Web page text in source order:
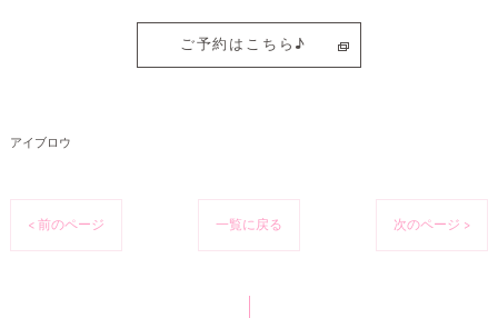
ご予約はこちら♪
アイブロウ
< 前のページ 一覧に戻る 次のページ >